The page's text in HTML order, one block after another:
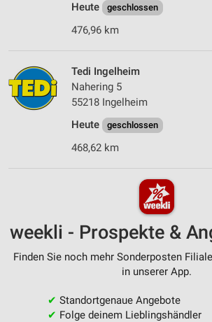
Heute
geschlossen
476,96 km
Tedi Ingelheim
Nahering 5
55218 Ingelheim
Heute
geschlossen
468,62 km
weekli - Prospekte &
Finden Sie noch mehr Sonderposten
in unserer App.
✔ Standortgenaue Angebote
✔ Folge deinem Lieblingshändler